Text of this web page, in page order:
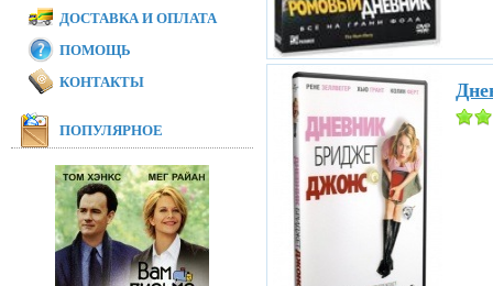
ДОСТАВКА И ОПЛАТА
ПОМОЩЬ
КОНТАКТЫ
ПОПУЛЯРНОЕ